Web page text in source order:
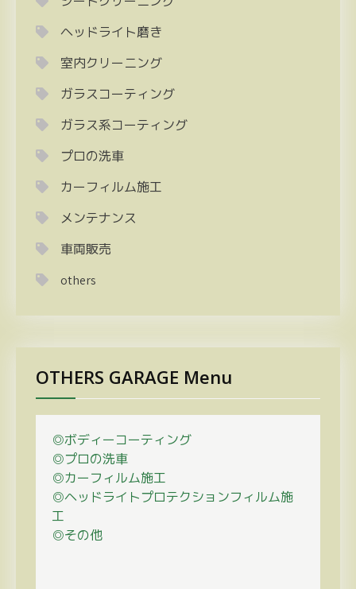
ヘッドライト磨き
室内クリーニング
ガラスコーティング
ガラス系コーティング
プロの洗車
カーフィルム施工
メンテナンス
車両販売
others
OTHERS GARAGE Menu
◎ボディーコーティング
◎プロの洗車
◎カーフィルム施工
◎ヘッドライトプロテクションフィルム施
工
◎その他